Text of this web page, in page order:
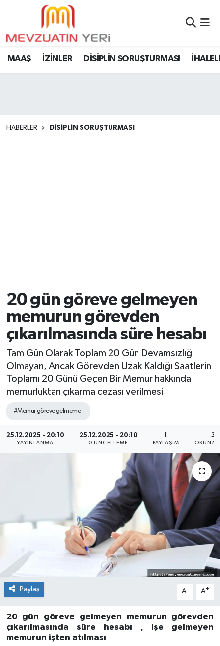
MAAŞ İZİNLER DİSİPLİN SORUŞTURMASI
HABERLER DİSİPLİN SORUŞTURMASI
20 gün göreve gelmeyen
memurun görevden
çıkarılmasında süre hesabı
Tam Gün Olarak Toplam 20 Gün Devamsızlığı
Olmayan, Ancak Görevden Uzak Kaldığı Saatlerin
Toplamı 20 Günü Geçen Bir Memur hakkında
memurluktan çıkarma cezası verilmesi
#Memur göreve gelmeme
25.12.2025 - 20:10
YAYINLANMA
25.12.2025 - 20:10
GÜNCELLEME PAYLAŞIM
3
Paylaş A- A+
20 gün göreve gelmeyen memurun görevden
çıkarılmasında süre hesabı , işe gelmeyen
memurun işten atılması